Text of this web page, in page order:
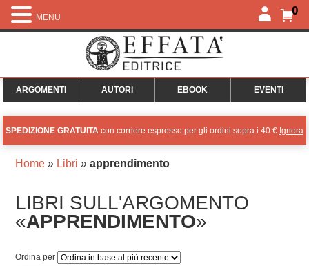
0
ARGOMENTI AUTORI EBOOK EVENTI
SPEDIZIONE GRATUITA con corriere espresso per gli ordini sopra i 40 € Ignora
Home» Libri » apprendimento
LIBRI SULL'ARGOMENTO
«APPRENDIMENTO»
Ordina per
MENU